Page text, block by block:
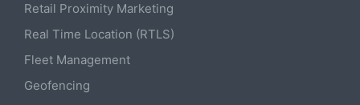
Retail Proximity Marketing
Real Time Location (RTLS)
Fleet Management
Geofencing